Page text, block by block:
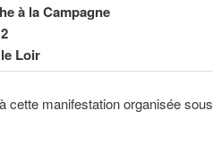
à la Campagne
Loir
cette manifestation organisée sous